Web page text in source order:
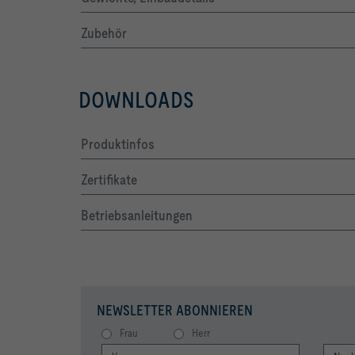
Zubehör
DOWNLOADS
Produktinfos
Zertifikate
Betriebsanleitungen
NEWSLETTER ABONNIEREN
Frau Herr